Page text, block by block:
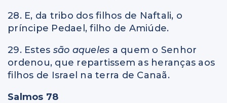
28. E, da tribo dos filhos de Naftali, o
príncipe Pedael, filho de Amiúde.
29. Estes são aqueles a quem o Senhor
ordenou, que repartissem as heranças aos
filhos de Israel na terra de Canaã.
Salmos 78